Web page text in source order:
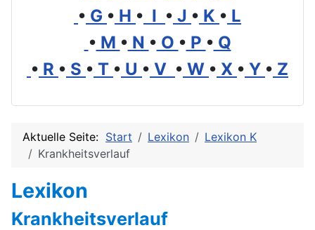
• G • H • I • J • K • L
• M • N • O • P • Q
• R • S • T • U • V • W • X • Y • Z
Aktuelle Seite: Start Lexikon
Lexikon K
Krankheitsverlauf
Lexikon
Krankheitsverlauf